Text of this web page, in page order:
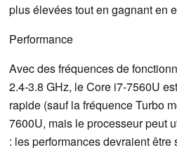
plus élevées tout en gagnant en
Performance
Avec des fréquences de
2.4-3.8 GHz, le Core i7-7560U
rapide (sauf la fréquence Turbo
7600U, mais le processeur peut
: les performances devraient